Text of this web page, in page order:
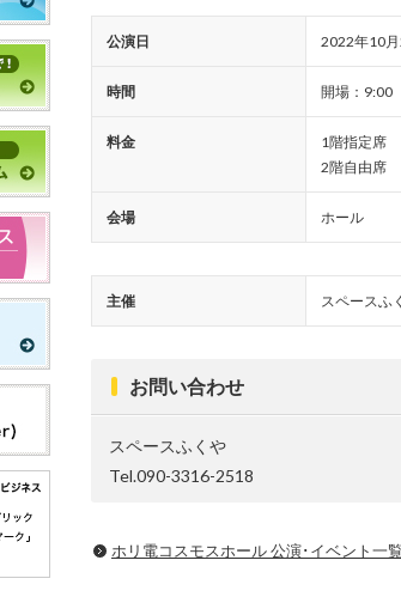
公演日 2022年10
時間 開場：
料金
1階指定
2階自由席
会場 ホール
主催 スペースふ
お問い合わせ
スペースふくや
Tel.090-3316-2518
ホリ電コスモスホール 公演･イベント一